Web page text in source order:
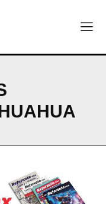
para el regreso